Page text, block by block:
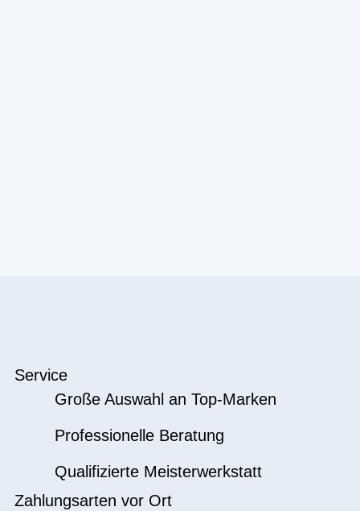
Service
Große Auswahl an Top-Marken
Professionelle Beratung
Qualifizierte Meisterwerkstatt
Zahlungsarten vor Ort